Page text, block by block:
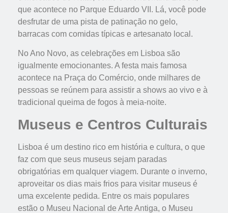
que acontece no Parque Eduardo VII. Lá, você pode
desfrutar de uma pista de patinação no gelo,
barracas com comidas típicas e artesanato local.
No Ano Novo, as celebrações em Lisboa são
igualmente emocionantes. A festa mais famosa
acontece na Praça do Comércio, onde milhares de
pessoas se reúnem para assistir a shows ao vivo e à
tradicional queima de fogos à meia-noite.
Museus e Centros Culturais
Lisboa é um destino rico em história e cultura, o que
faz com que seus museus sejam paradas
obrigatórias em qualquer viagem. Durante o inverno,
aproveitar os dias mais frios para visitar museus é
uma excelente pedida. Entre os mais populares
estão o Museu Nacional de Arte Antiga, o Museu